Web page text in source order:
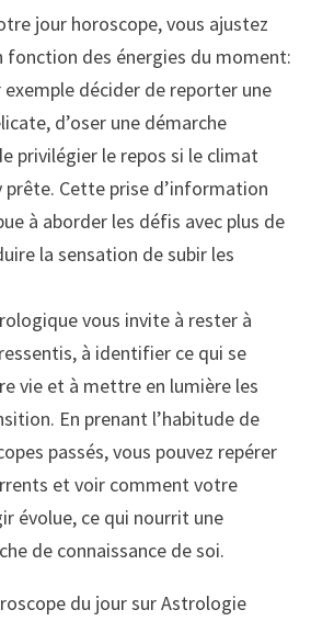
jour horoscope, vous ajustez
fonction des énergies du moment:
exemple décider de reporter une
d’oser une démarche
privilégier le repos si le climat
prête. Cette prise d’information
à aborder les défis avec plus de
la sensation de subir les
vous invite à rester à
à identifier ce qui se
vie et à mettre en lumière les
En prenant l’habitude de
passés, vous pouvez repérer
et voir comment votre
évolue, ce qui nourrit une
de connaissance de soi.
du jour sur Astrologie